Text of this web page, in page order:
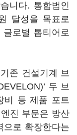
니다. 통합법인
달성을 목표로
로벌 톱티어로
존 건설기계 브
두 브
비 등 제품 포트
진 부문은 방산
으로 확장한다는